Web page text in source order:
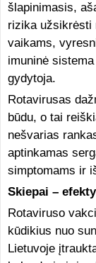
šlapinimasis,
rizika užsikrėsti
vaikams,
imuninė
gydytoja.
Rotavirusas
būdu, o tai
nešvarias
aptinkamas
simptomams ir
Skiepai –
Rotaviruso
kūdikius nuo
Lietuvoje